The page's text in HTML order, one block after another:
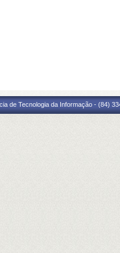
de Tecnologia da Informação - (84)